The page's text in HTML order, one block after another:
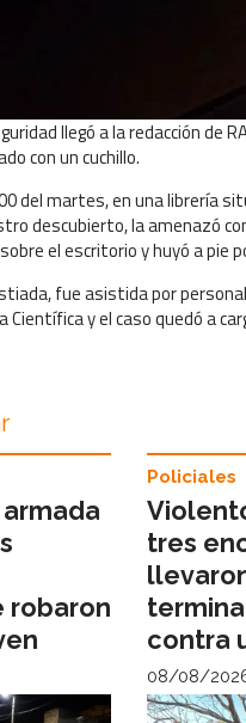
llegó a la redacción de
con un cuchillo.
del martes, en una librería
descubierto, la amenazó
el escritorio y huyó a pie
fue asistida por
Científica y el caso quedó a
robaron
tres
contra
Policiales
08/08/